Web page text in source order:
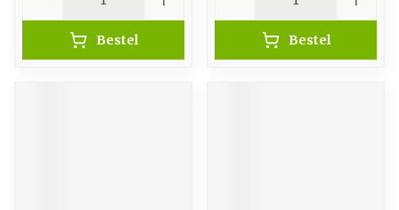
Bestel Bestel